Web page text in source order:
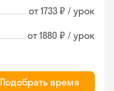
от 1733 ₽ / урок
от 1880 ₽ / урок
Подобрать время